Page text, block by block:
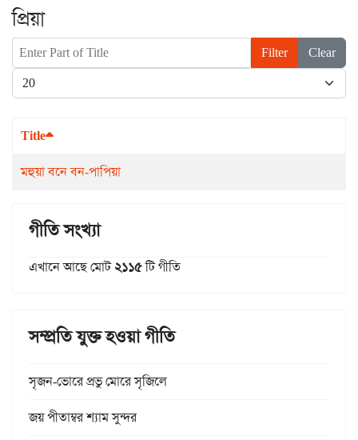
প্রিয়া
Enter Part of Title Filter
Clear
Display #
Title
মহুয়া বনে বন-পাপিয়া
গীতি সংখ্যা
এখানে আছে মোট২১১৫টি গীতি
সম্প্রতি যুক্ত হওয়া গীতি
সৃজন-ভোরে প্রভু মোরে সৃজিলে
জয় পীতাম্বর শ্যাম সুন্দর